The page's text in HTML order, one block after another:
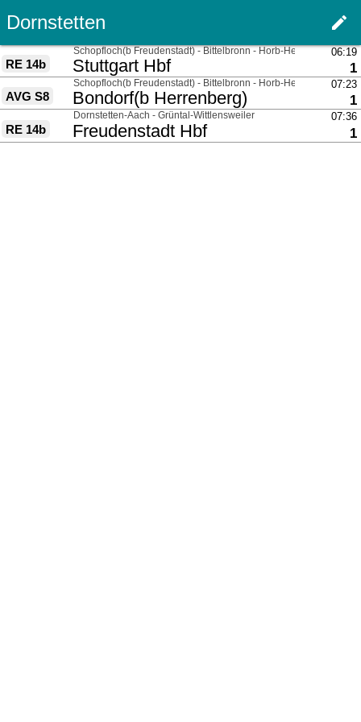
Dornstetten edit
RE 14b nach
Stuttgart Hbf
06:19
1
über
Schopfloch(b Freudenstadt) - Bittelbronn - Horb-Heiligenfeld
AVG S8 nach
Bondorf(b Herrenberg)
07:23
1
über
Schopfloch(b Freudenstadt) - Bittelbronn - Horb-Heiligenfeld
RE 14b nach
Freudenstadt Hbf
07:36
1
über
Dornstetten-Aach - Grüntal-Wittlensweiler